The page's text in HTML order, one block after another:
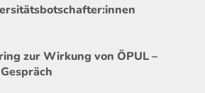
zur Wirkung von ÖPUL –